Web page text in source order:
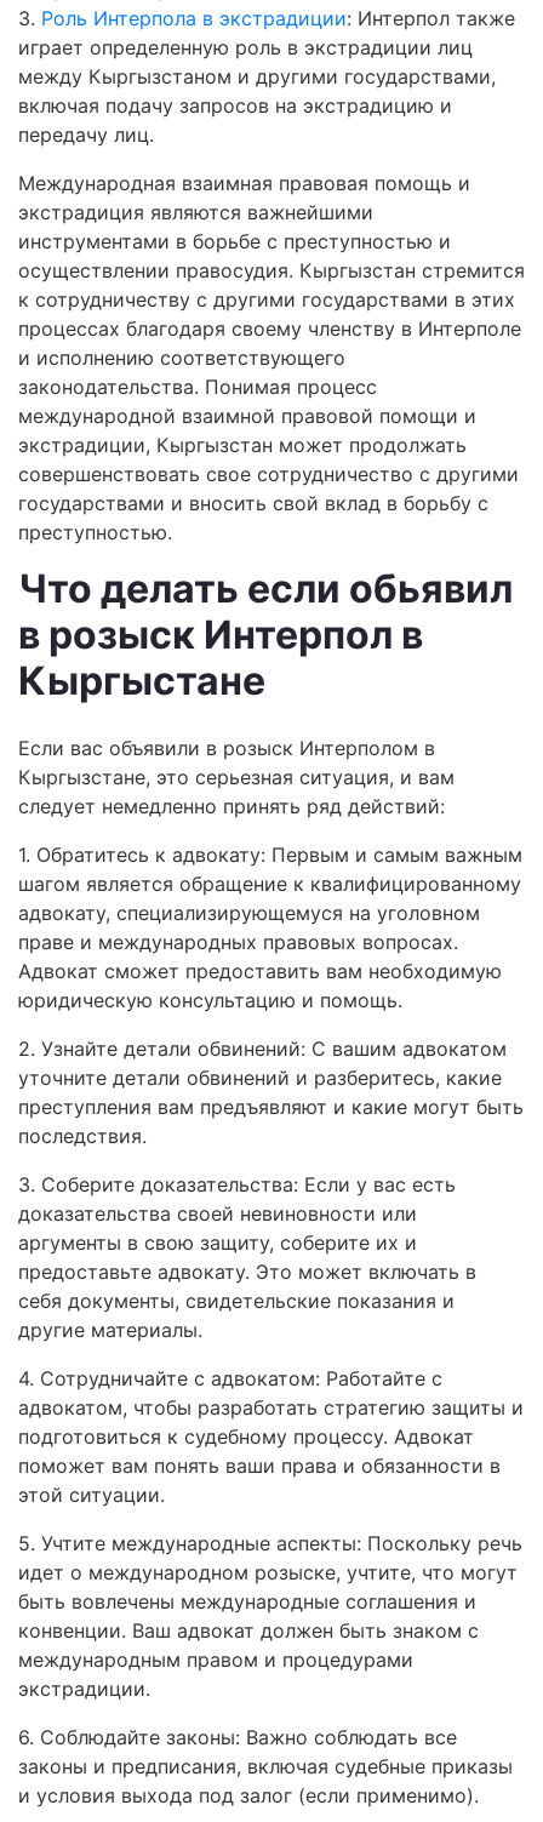
3. Роль Интерпола в экстрадиции: Интерпол также
играет определенную роль в экстрадиции лиц
между Кыргызстаном и другими государствами,
включая подачу запросов на экстрадицию и
передачу лиц.
Международная взаимная правовая помощь и
экстрадиция являются важнейшими
инструментами в борьбе с преступностью и
осуществлении правосудия. Кыргызстан стремится
к сотрудничеству с другими государствами в этих
процессах благодаря своему членству в Интерполе
и исполнению соответствующего
законодательства. Понимая процесс
международной взаимной правовой помощи и
экстрадиции, Кыргызстан может продолжать
совершенствовать свое сотрудничество с другими
государствами и вносить свой вклад в борьбу с
преступностью.
Что делать если обьявил
в розыск Интерпол в
Кыргыстане
Если вас объявили в розыск Интерполом в
Кыргызстане, это серьезная ситуация, и вам
следует немедленно принять ряд действий:
1. Обратитесь к адвокату: Первым и самым важным
шагом является обращение к квалифицированному
адвокату, специализирующемуся на уголовном
праве и международных правовых вопросах.
Адвокат сможет предоставить вам необходимую
юридическую консультацию и помощь.
2. Узнайте детали обвинений: С вашим адвокатом
уточните детали обвинений и разберитесь, какие
преступления вам предъявляют и какие могут быть
последствия.
3. Соберите доказательства: Если у вас есть
доказательства своей невиновности или
аргументы в свою защиту, соберите их и
предоставьте адвокату. Это может включать в
себя документы, свидетельские показания и
другие материалы.
4. Сотрудничайте с адвокатом: Работайте с
адвокатом, чтобы разработать стратегию защиты и
подготовиться к судебному процессу. Адвокат
поможет вам понять ваши права и обязанности в
этой ситуации.
5. Учтите международные аспекты: Поскольку речь
идет о международном розыске, учтите, что могут
быть вовлечены международные соглашения и
конвенции. Ваш адвокат должен быть знаком с
международным правом и процедурами
экстрадиции.
6. Соблюдайте законы: Важно соблюдать все
законы и предписания, включая судебные приказы
и условия выхода под залог (если применимо).